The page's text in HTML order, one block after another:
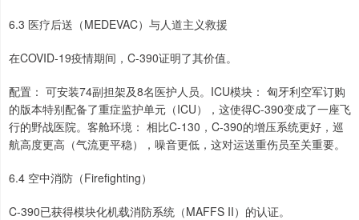
6.3 医疗后送（MEDEVAC）与人道主义救援
在COVID-19疫情期间，C-390证明了其价值。
配置： 可安装74副担架及8名医护人员。ICU模块： 匈牙利空军订购
的版本特别配备了重症监护单元（ICU），这使得C-390变成了一座飞
行的野战医院。客舱环境： 相比C-130，C-390的增压系统更好，巡
航高度更高（气流更平稳），噪音更低，这对运送重伤员至关重要。
6.4 空中消防（Firefighting）
C-390已获得模块化机载消防系统（MAFFS II）的认证。